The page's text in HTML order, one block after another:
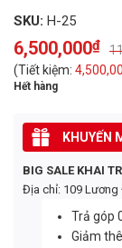
SKU: H-25
Original
price
was:
11,000,000₫.
6,500,000₫
Current
price
is:
6,500,000₫.
(Tiết kiệm:
Hết hàng
KHUYẾN
BIG SALE KHAI
Địa chỉ: 109 Lương
Trả góp
Giảm